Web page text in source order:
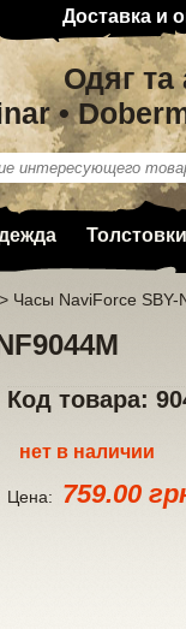
Доставка и
Одяг та
•
Толстовки
> Часы NaviForce SBY-
Код товара:
нет в наличии
Цена: 759.00